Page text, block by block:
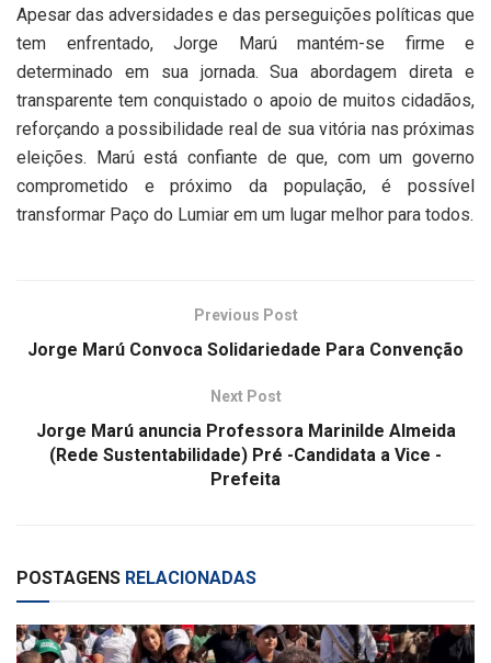
Apesar das adversidades e das perseguições políticas que
tem enfrentado, Jorge Marú mantém-se firme e
determinado em sua jornada. Sua abordagem direta e
transparente tem conquistado o apoio de muitos cidadãos,
reforçando a possibilidade real de sua vitória nas próximas
eleições. Marú está confiante de que, com um governo
comprometido e próximo da população, é possível
transformar Paço do Lumiar em um lugar melhor para todos.
Previous Post
Jorge Marú Convoca Solidariedade Para Convenção
Next Post
Jorge Marú anuncia Professora Marinilde Almeida
(Rede Sustentabilidade) Pré -Candidata a Vice -
Prefeita
POSTAGENS RELACIONADAS